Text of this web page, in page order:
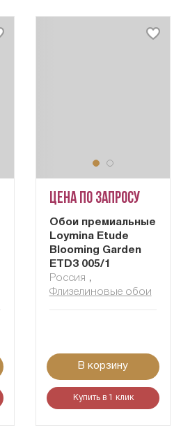
Цена по запросу
Обои премиальные
Loymina Etude
Blooming Garden
ETD3 005/1
Россия ,
Флизелиновые обои
В корзину
Купить в 1 клик